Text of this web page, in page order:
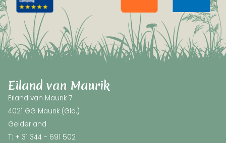
Eiland van Maurik
Eiland van Maurik 7
4021 GG Maurik (Gld.)
Gelderland
T: + 31 344 - 691 502